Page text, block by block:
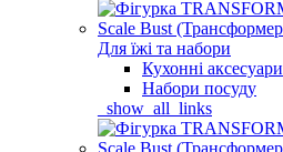
Для їжі та набори
Кухонні аксесуари
Набори посуду
_show_all_links